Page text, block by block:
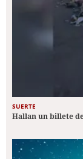
SUERTE
Hallan un billete